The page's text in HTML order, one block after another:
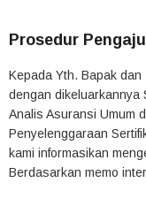
Prosedur
Kepada Yth. Bapak
dengan dikeluarkannya
Analis Asuransi Umum
Penyelenggaraan
kami informasikan
Berdasarkan memo